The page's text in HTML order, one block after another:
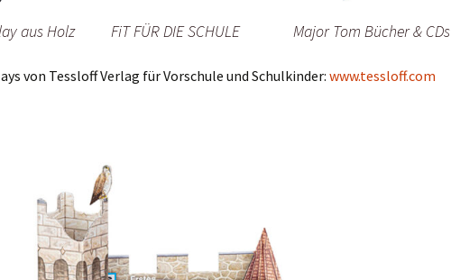
aus Holz FiT FÜR DIE SCHULE Major Tom Bücher & CDs
von Tessloff Verlag für Vorschule und Schulkinder: www.tessloff.com